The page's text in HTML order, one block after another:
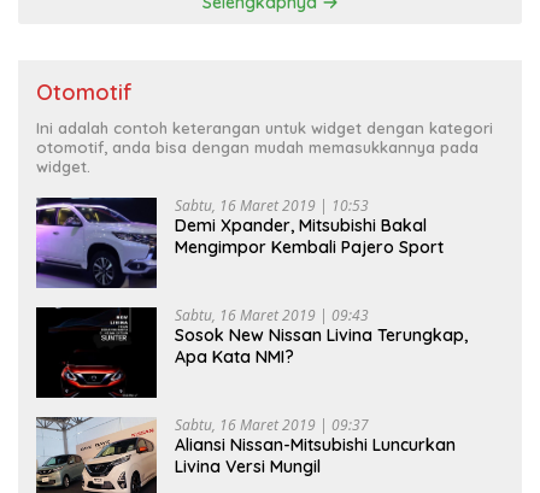
Otomotif
Ini adalah contoh keterangan untuk widget dengan kategori
otomotif, anda bisa dengan mudah memasukkannya pada
widget.
Sabtu, 16 Maret 2019 | 10:53
Demi Xpander, Mitsubishi Bakal
Mengimpor Kembali Pajero Sport
Sabtu, 16 Maret 2019 | 09:43
Sosok New Nissan Livina Terungkap,
Apa Kata NMI?
Sabtu, 16 Maret 2019 | 09:37
Aliansi Nissan-Mitsubishi Luncurkan
Livina Versi Mungil